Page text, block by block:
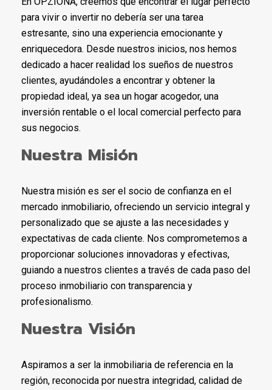
para vivir o invertir no debería ser una tarea
estresante, sino una experiencia emocionante y
enriquecedora. Desde nuestros inicios, nos hemos
dedicado a hacer realidad los sueños de nuestros
clientes, ayudándoles a encontrar y obtener la
propiedad ideal, ya sea un hogar acogedor, una
inversión rentable o el local comercial perfecto para
sus negocios.
Nuestra Misión
Nuestra misión es ser el socio de confianza en el
mercado inmobiliario, ofreciendo un servicio integral y
personalizado que se ajuste a las necesidades y
expectativas de cada cliente. Nos comprometemos a
proporcionar soluciones innovadoras y efectivas,
guiando a nuestros clientes a través de cada paso del
proceso inmobiliario con transparencia y
profesionalismo.
Nuestra Visión
Aspiramos a ser la inmobiliaria de referencia en la
región, reconocida por nuestra integridad, calidad de